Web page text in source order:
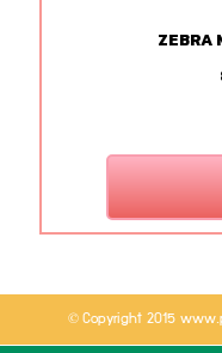
ZEBRA
© Copyright 2015